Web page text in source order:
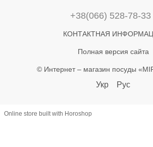
+38(066) 528-78-33
КОНТАКТНАЯ
Полная версия сайта
© Интернет – магазин посуды
Укр Рус
Online store built with Horoshop